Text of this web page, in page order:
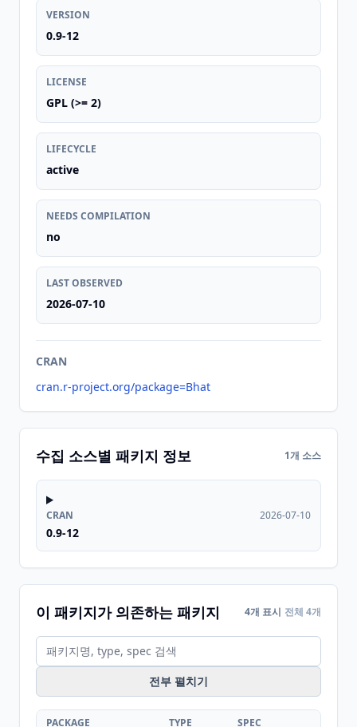
VERSION
0.9-12
LICENSE
GPL (>= 2)
LIFECYCLE
active
NEEDS COMPILATION
no
LAST OBSERVED
2026-07-10
CRAN
cran.r-project.org/package=Bhat
수집 소스별 패키지 정보 1개 소스
CRAN
0.9-12
2026-07-10
이 패키지가 의존하는 패키지 4개 표시 전체 4개
전부 펼치기
PACKAGE TYPE SPEC